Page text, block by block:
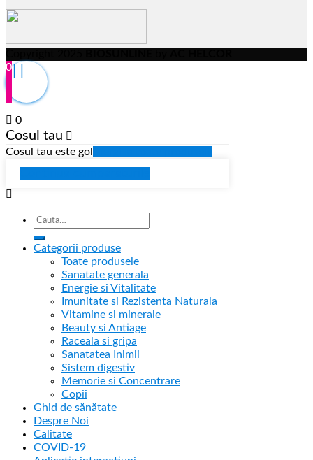
0
0
Cosul tau
Cosul tau este gol
Categorii produse
Toate produsele
Sanatate generala
Energie si Vitalitate
Imunitate si Rezistenta Naturala
Vitamine si minerale
Beauty si Antiage
Raceala si gripa
Sanatatea Inimii
Sistem digestiv
Memorie si Concentrare
Copii
Ghid de sănătate
Despre Noi
Calitate
COVID-19